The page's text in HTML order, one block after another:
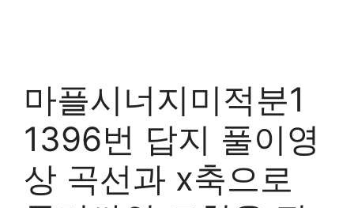
마플시너지미적분1
1396번 답지 풀이영
상 곡선과 x축으로